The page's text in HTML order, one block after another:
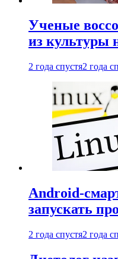
Ученые
из культуры
2 года спустя2 года
Android-
запускать
2 года спустя2 года